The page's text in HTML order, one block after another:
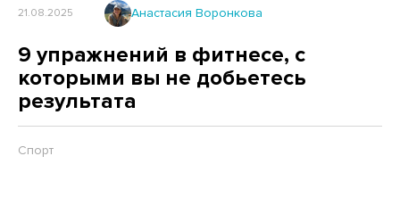
21.08.2025 Анастасия Воронкова
9 упражнений в фитнесе, с
которыми вы не добьетесь
результата
Спорт